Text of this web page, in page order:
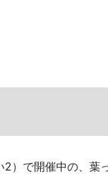
）で開催中の、葉